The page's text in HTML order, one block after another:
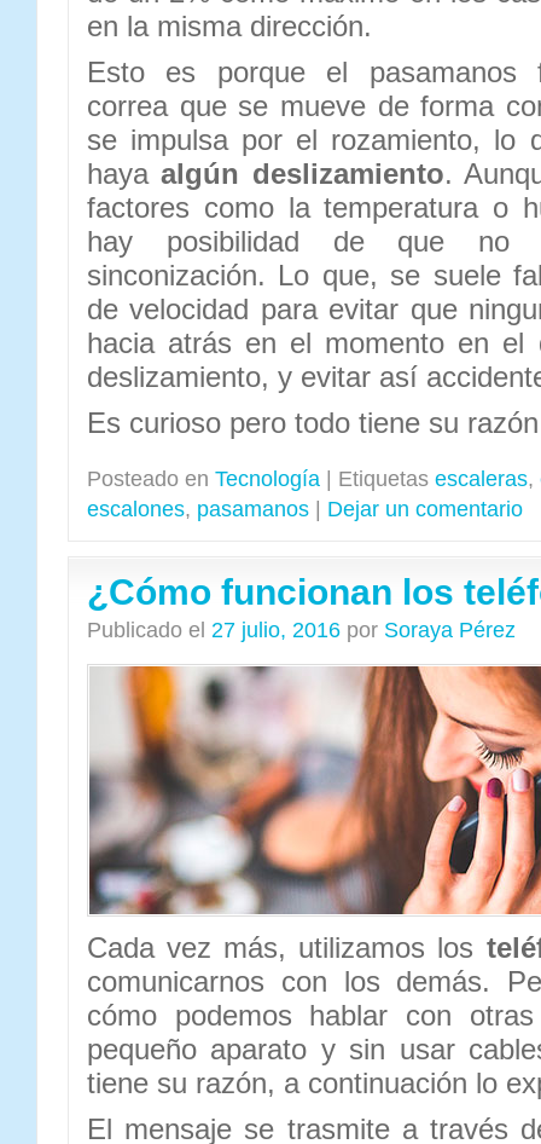
en la misma dirección.
Esto es porque el pasamanos
correa que se mueve de forma
se impulsa por el rozamiento, lo
hayaalgún deslizamiento.
factores como la temperatura o
hay posibilidad de que no
sinconización. Lo que, se suele
de velocidad para evitar que
hacia atrás en el momento en el
deslizamiento, y evitar así
Es curioso pero todo tiene su
Posteado en Tecnología Etiquetas escaleras,
escalones, pasamanos Dejar un comentario
¿Cómo funcionan los
Publicado el 27 julio, 2016 por Soraya Pérez
Cada vez más, utilizamos los
comunicarnos con los demás.
cómo podemos hablar con
pequeño aparato y sin usar
tiene su razón, a continuación lo
El mensaje se trasmite a través